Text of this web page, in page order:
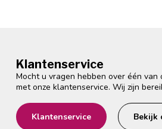
Klantenservice
Mocht u vragen hebben over één
met onze klantenservice. Wij zijn
Klantenservice Bekijk